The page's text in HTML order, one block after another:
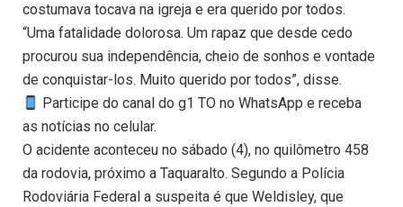
costumava tocava na igreja e era querido por todos.
“Uma fatalidade dolorosa. Um rapaz que desde cedo
procurou sua independência, cheio de sonhos e vontade
de conquistar-los. Muito querido por todos”, disse.
Participe do canal do g1 TO no WhatsApp e receba
as notícias no celular.
O acidente aconteceu no sábado (4), no quilômetro 458
da rodovia, próximo a Taquaralto. Segundo a Polícia
Rodoviária Federal a suspeita é que Weldisley, que